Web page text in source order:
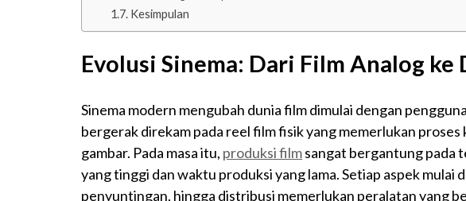
Kesimpulan
Evolusi Sinema: Dari Film Analog ke
Sinema modern mengubah dunia film dimulai dengan
bergerak direkam pada reel film fisik yang memerlukan
gambar. Pada masa itu, produksi filmsangat bergantung pada
yang tinggi dan waktu produksi yang lama. Setiap aspek mulai
penyuntingan, hingga distribusi memerlukan peralatan yang